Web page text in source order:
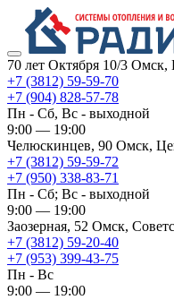
70 лет Октября 10/3 Омск,
+7 (3812) 59-59-70
+7 (904) 828-57-78
Пн - Сб, Вс - выходной
9:00 — 19:00
Челюскинцев, 90 Омск,
+7 (3812) 59-59-72
+7 (950) 338-83-71
Пн - Сб; Вс - выходной
9:00 — 19:00
Заозерная, 52 Омск,
+7 (3812) 59-20-40
+7 (953) 399-43-75
Пн - Вс
9:00 — 19:00